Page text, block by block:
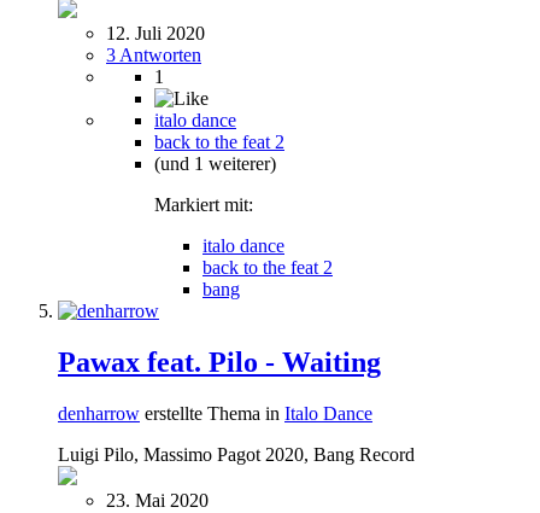
12. Juli 2020
3 Antworten
1
italo dance
back to the feat 2
(und 1 weiterer)
Markiert mit:
italo dance
back to the feat 2
bang
Pawax feat. Pilo - Waiting
denharrow erstellte Thema in Italo Dance
Luigi Pilo, Massimo Pagot 2020, Bang Record
23. Mai 2020